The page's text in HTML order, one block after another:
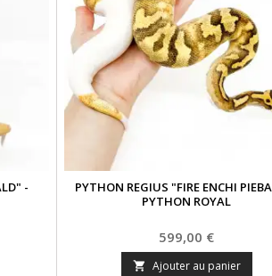
-
PYTHON REGIUS "FIRE ENCHI
PYTHON ROYAL
Prix
599,00 €
 Ajouter au panier